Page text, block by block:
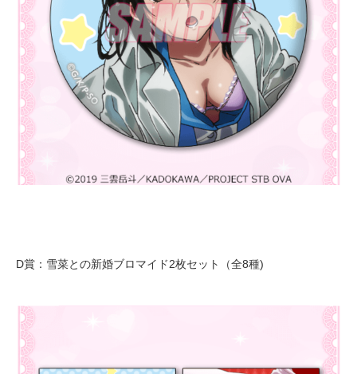
D賞：雪菜との新婚ブロマイド2枚セット（全8種)